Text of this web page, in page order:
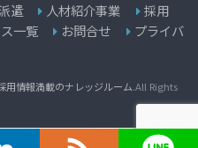
遣 人材紹介事業
採用
一覧 お問合せ
プライバ
用情報満載のナレッジルーム.All Rights